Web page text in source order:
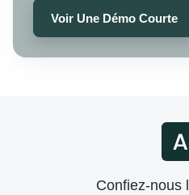
Voir Une Démo Courte
Confiez-nous